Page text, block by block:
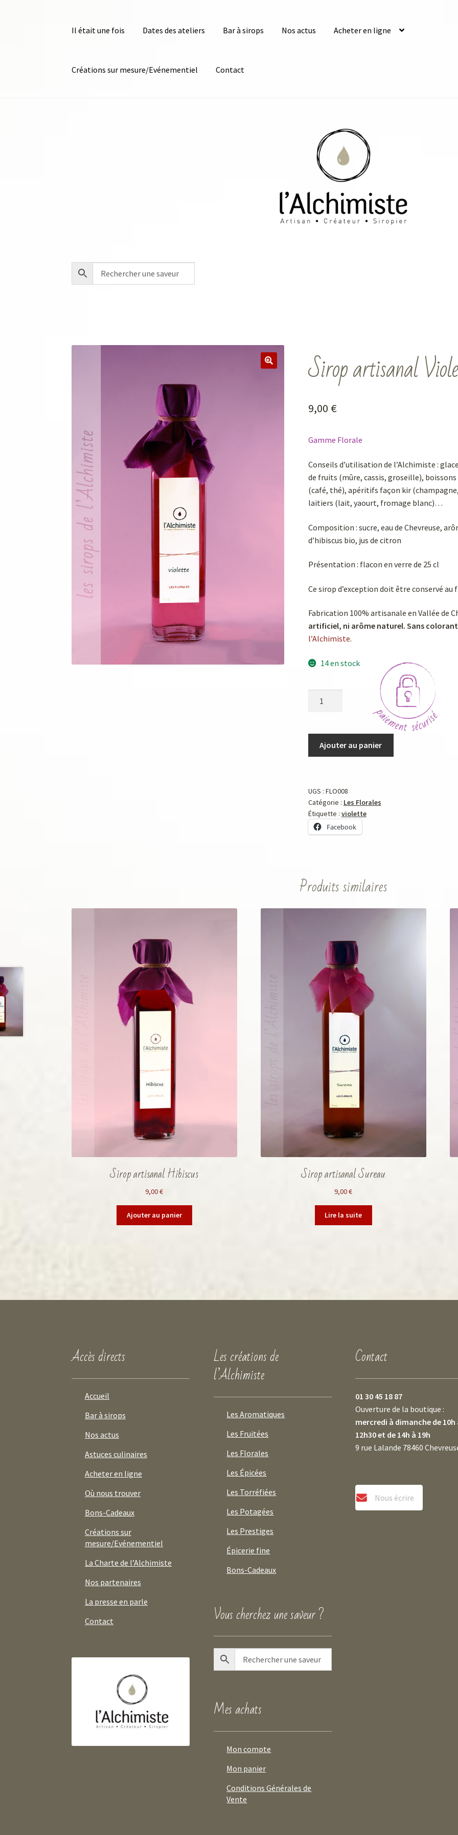
Il était une fois Dates des ateliers Bar à sirops Nos actus Acheter en ligne
Créations sur mesure/Evénementiel Contact
Sirop artisanal
9,00 €
Gamme Florale
Conseils d’utilisation de l’Alchimiste :
de fruits (mûre, cassis, groseille), boissons
(café, thé), apéritifs façon kir
laitiers (lait, yaourt, fromage blanc)…
Composition : sucre, eau de Chevreuse,
d’hibiscus bio, jus de citron
Présentation : flacon en verre de 25 cl
Ce sirop d’exception doit être conservé au
Fabrication 100% artisanale en Vallée de
artificiel, ni arôme naturel. Sans
l’Alchimiste.
14 en stock
Ajouter au panier
UGS : FLO008
Catégorie : Les Florales
Étiquette : violette
Facebook
Produits similaires
Sirop artisanal Hibiscus
9,00€
Ajouter au panier
Sirop artisanal Sureau
9,00€
Lire la suite
Accès directs
Accueil
Bar à sirops
Nos actus
Astuces culinaires
Acheter en ligne
Où nous trouver
Bons-Cadeaux
Créations sur
mesure/Evénementiel
La Charte de l’Alchimiste
Nos partenaires
La presse en parle
Contact
Les créations de
l’Alchimiste
Les Aromatiques
Les Fruitées
Les Florales
Les Épicées
Les Torréfiées
Les Potagées
Les Prestiges
Épicerie fine
Bons-Cadeaux
Vous cherchez une saveur ?
Mes achats
Mon compte
Mon panier
Conditions Générales de
Vente
Contact
01 30 45 18 87
Ouverture de la boutique :
mercredi à dimanche de 10h
12h30 et de 14h à 19h
9 rue Lalande 78460
Nous écrire